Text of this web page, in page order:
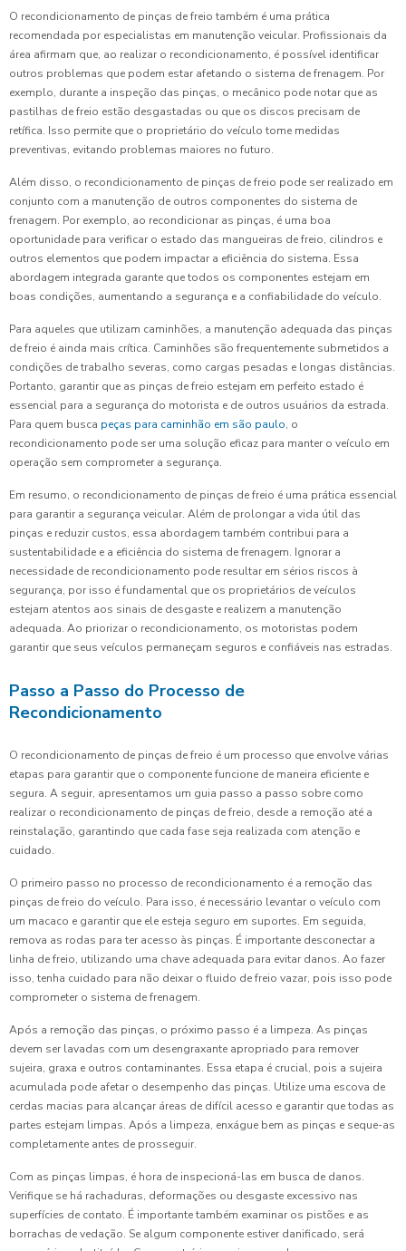
O recondicionamento de pinças de freio também é uma prática
recomendada por especialistas em manutenção veicular. Profissionais da
área afirmam que, ao realizar o recondicionamento, é possível identificar
outros problemas que podem estar afetando o sistema de frenagem. Por
exemplo, durante a inspeção das pinças, o mecânico pode notar que as
pastilhas de freio estão desgastadas ou que os discos precisam de
retífica. Isso permite que o proprietário do veículo tome medidas
preventivas, evitando problemas maiores no futuro.
Além disso, o recondicionamento de pinças de freio pode ser realizado em
conjunto com a manutenção de outros componentes do sistema de
frenagem. Por exemplo, ao recondicionar as pinças, é uma boa
oportunidade para verificar o estado das mangueiras de freio, cilindros e
outros elementos que podem impactar a eficiência do sistema. Essa
abordagem integrada garante que todos os componentes estejam em
boas condições, aumentando a segurança e a confiabilidade do veículo.
Para aqueles que utilizam caminhões, a manutenção adequada das pinças
de freio é ainda mais crítica. Caminhões são frequentemente submetidos a
condições de trabalho severas, como cargas pesadas e longas distâncias.
Portanto, garantir que as pinças de freio estejam em perfeito estado é
essencial para a segurança do motorista e de outros usuários da estrada.
Para quem busca peças para caminhão em são paulo, o
recondicionamento pode ser uma solução eficaz para manter o veículo em
operação sem comprometer a segurança.
Em resumo, o recondicionamento de pinças de freio é uma prática essencial
para garantir a segurança veicular. Além de prolongar a vida útil das
pinças e reduzir custos, essa abordagem também contribui para a
sustentabilidade e a eficiência do sistema de frenagem. Ignorar a
necessidade de recondicionamento pode resultar em sérios riscos à
segurança, por isso é fundamental que os proprietários de veículos
estejam atentos aos sinais de desgaste e realizem a manutenção
adequada. Ao priorizar o recondicionamento, os motoristas podem
garantir que seus veículos permaneçam seguros e confiáveis nas estradas.
Passo a Passo do Processo de
Recondicionamento
O recondicionamento de pinças de freio é um processo que envolve várias
etapas para garantir que o componente funcione de maneira eficiente e
segura. A seguir, apresentamos um guia passo a passo sobre como
realizar o recondicionamento de pinças de freio, desde a remoção até a
reinstalação, garantindo que cada fase seja realizada com atenção e
cuidado.
O primeiro passo no processo de recondicionamento é a remoção das
pinças de freio do veículo. Para isso, é necessário levantar o veículo com
um macaco e garantir que ele esteja seguro em suportes. Em seguida,
remova as rodas para ter acesso às pinças. É importante desconectar a
linha de freio, utilizando uma chave adequada para evitar danos. Ao fazer
isso, tenha cuidado para não deixar o fluido de freio vazar, pois isso pode
comprometer o sistema de frenagem.
Após a remoção das pinças, o próximo passo é a limpeza. As pinças
devem ser lavadas com um desengraxante apropriado para remover
sujeira, graxa e outros contaminantes. Essa etapa é crucial, pois a sujeira
acumulada pode afetar o desempenho das pinças. Utilize uma escova de
cerdas macias para alcançar áreas de difícil acesso e garantir que todas as
partes estejam limpas. Após a limpeza, enxágue bem as pinças e seque-as
completamente antes de prosseguir.
Com as pinças limpas, é hora de inspecioná-las em busca de danos.
Verifique se há rachaduras, deformações ou desgaste excessivo nas
superfícies de contato. É importante também examinar os pistões e as
borrachas de vedação. Se algum componente estiver danificado, será